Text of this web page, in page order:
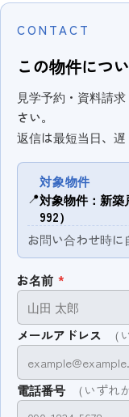
CONTACT
この物件につ
見学予約・資料請
さい。
返信は最短当日、遅
📍
対象物件
対象物件：新築
992）
お問い合わせ時
お名前 *
メールアドレス （
電話番号 （いずれ